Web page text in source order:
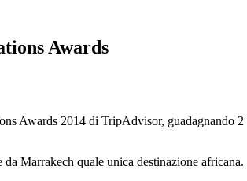
Awards
Awards 2014 di TripAdvisor, guadagnando
Marrakech quale unica destinazione africana.